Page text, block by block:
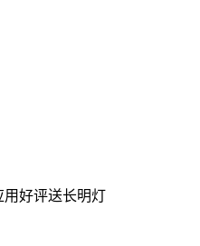
用好评送长明灯